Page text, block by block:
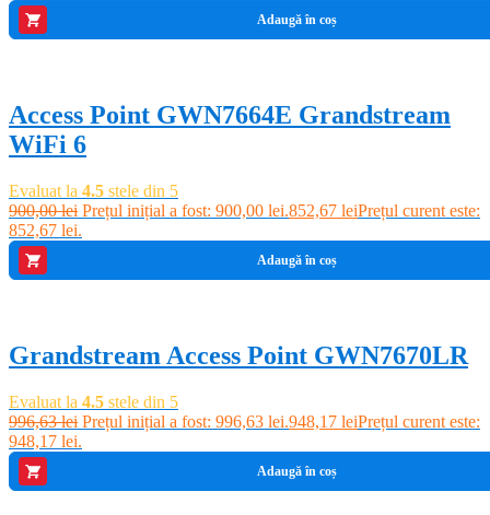
Adaugă în coș
Access Point GWN7664E Grandstream
WiFi 6
Evaluat la 4.5 stele din 5
900,00lei Prețul inițial a fost: 900,00 lei.852,67 leiPrețul curent este:
852,67 lei.
Adaugă în coș
Grandstream Access Point GWN7670LR
Evaluat la 4.5 stele din 5
996,63lei Prețul inițial a fost: 996,63 lei.948,17 leiPrețul curent este:
948,17 lei.
Adaugă în coș